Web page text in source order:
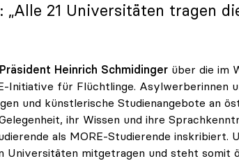
„Alle 21 Universitäten tragen
Heinrich Schmidinger über die im
Initiative für Flüchtlinge. Asylwerberinnen
und künstlerische Studienangebote an
ihr Wissen und ihre
als MORE-Studierende inskribiert.
Universitäten mitgetragen und steht somit